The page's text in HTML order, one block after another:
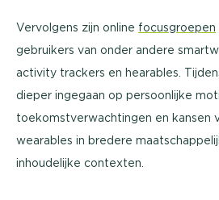
Vervolgens zijn online focusgroepen
gebruikers van onder andere
activity trackers en hearables.
dieper ingegaan op persoonlijke
toekomstverwachtingen en kansen
wearables in bredere
inhoudelijke contexten.